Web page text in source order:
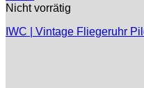
Nicht vorrätig
IWC | Vintage Fliegeruhr